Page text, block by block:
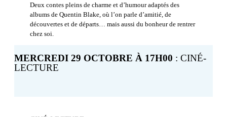
Deux contes pleins de charme et d’humour adaptés des
albums de Quentin Blake, où l’on parle d’amitié, de
découvertes et de départs… mais aussi du bonheur de rentrer
chez soi.
MERCREDI 29 OCTOBRE À 17H00 : CINÉ-
LECTURE